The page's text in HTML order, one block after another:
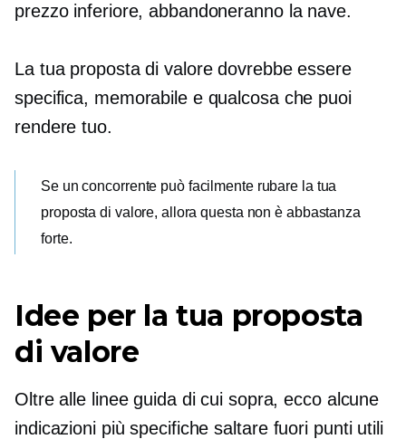
prezzo inferiore, abbandoneranno la nave.
La tua proposta di valore dovrebbe essere
specifica, memorabile e qualcosa che puoi
rendere tuo.
Se un concorrente può facilmente rubare la tua
proposta di valore, allora questa non è abbastanza
forte.
Idee per la tua proposta
di valore
Oltre alle linee guida di cui sopra, ecco alcune
indicazioni più specifichesaltare fuori punti utili